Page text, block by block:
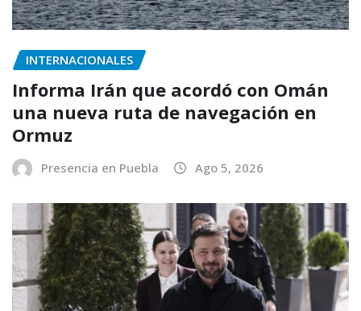
INTERNACIONALES
Informa Irán que acordó con Omán
una nueva ruta de navegación en
Ormuz
Presencia en Puebla Ago 5, 2026